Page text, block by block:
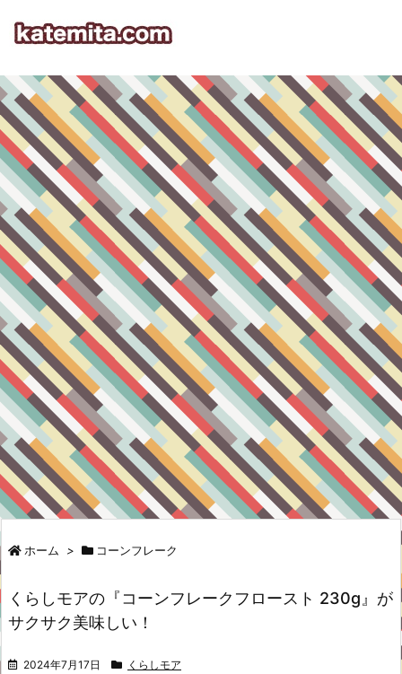
ホーム > コーンフレーク
くらしモアの『コーンフレークフロースト 230g』が
サクサク美味しい！
2024年7月17日 くらしモア